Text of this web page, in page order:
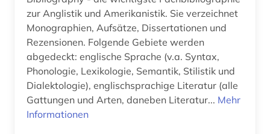
zur Anglistik und Amerikanistik. Sie verzeichnet
Monographien, Aufsätze, Dissertationen und
Rezensionen. Folgende Gebiete werden
abgedeckt: englische Sprache (v.a. Syntax,
Phonologie, Lexikologie, Semantik, Stilistik und
Dialektologie), englischsprachige Literatur (alle
Gattungen und Arten, daneben Literatur... Mehr
Informationen